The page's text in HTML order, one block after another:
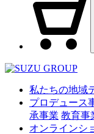
私たちの地域
プロデュース
承事業 教育事
オンラインシ